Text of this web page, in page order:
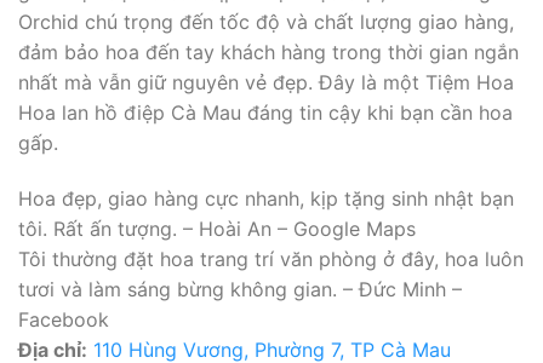
Orchid chú trọng đến tốc độ và chất lượng giao hàng,
đảm bảo hoa đến tay khách hàng trong thời gian ngắn
nhất mà vẫn giữ nguyên vẻ đẹp. Đây là một Tiệm Hoa
Hoa lan hồ điệp Cà Mau đáng tin cậy khi bạn cần hoa
gấp.
Hoa đẹp, giao hàng cực nhanh, kịp tặng sinh nhật bạn
tôi. Rất ấn tượng. – Hoài An – Google Maps
Tôi thường đặt hoa trang trí văn phòng ở đây, hoa luôn
tươi và làm sáng bừng không gian. – Đức Minh –
Facebook
Địa chỉ: 110 Hùng Vương, Phường 7, TP Cà Mau